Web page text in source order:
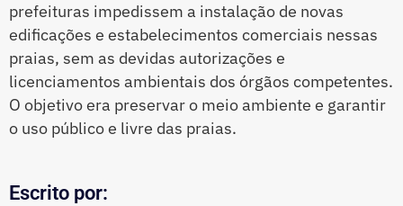
prefeituras impedissem a instalação de novas
edificações e estabelecimentos comerciais nessas
praias, sem as devidas autorizações e
licenciamentos ambientais dos órgãos competentes.
O objetivo era preservar o meio ambiente e garantir
o uso público e livre das praias.
Escrito por: